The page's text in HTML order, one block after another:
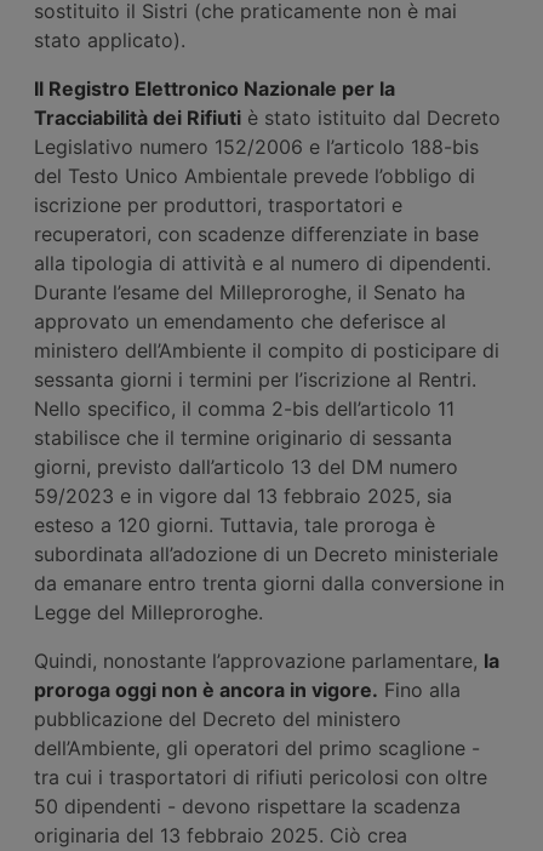
sostituito il Sistri (che praticamente non è mai
stato applicato).
Il Registro Elettronico Nazionale per la
Tracciabilità dei Rifiuti è stato istituito dal Decreto
Legislativo numero 152/2006 e l’articolo 188-bis
del Testo Unico Ambientale prevede l’obbligo di
iscrizione per produttori, trasportatori e
recuperatori, con scadenze differenziate in base
alla tipologia di attività e al numero di dipendenti.
Durante l’esame del Milleproroghe, il Senato ha
approvato un emendamento che deferisce al
ministero dell’Ambiente il compito di posticipare di
sessanta giorni i termini per l’iscrizione al Rentri.
Nello specifico, il comma 2-bis dell’articolo 11
stabilisce che il termine originario di sessanta
giorni, previsto dall’articolo 13 del DM numero
59/2023 e in vigore dal 13 febbraio 2025, sia
esteso a 120 giorni. Tuttavia, tale proroga è
subordinata all’adozione di un Decreto ministeriale
da emanare entro trenta giorni dalla conversione in
Legge del Milleproroghe.
Quindi, nonostante l’approvazione parlamentare, la
proroga oggi non è ancora in vigore. Fino alla
pubblicazione del Decreto del ministero
dell’Ambiente, gli operatori del primo scaglione -
tra cui i trasportatori di rifiuti pericolosi con oltre
50 dipendenti - devono rispettare la scadenza
originaria del 13 febbraio 2025. Ciò crea